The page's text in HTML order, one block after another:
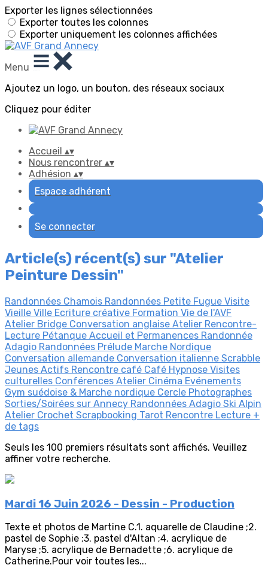
Exporter les lignes sélectionnées
Exporter toutes les colonnes
Exporter uniquement les colonnes affichées
Menu
Ajoutez un logo, un bouton, des réseaux sociaux
Cliquez pour éditer
Accueil ▴▾
Nous rencontrer ▴▾
Adhésion ▴▾
Espace adhérent
Se connecter
Article(s) récent(s) sur "Atelier
Peinture Dessin"
Randonnées Chamois Randonnées Petite Fugue Visite
Vieille Ville Ecriture créative Formation Vie de l'AVF
Atelier Bridge Conversation anglaise Atelier Rencontre-
Lecture Pétanque Accueil et Permanences Randonnée
Adagio Randonnées Prélude Marche Nordique
Conversation allemande Conversation italienne Scrabble
Jeunes Actifs Rencontre café Café Hypnose Visites
culturelles Conférences Atelier Cinéma Evénements
Gym suédoise & Marche nordique Cercle Photographes
Sorties/Soirées sur Annecy Randonnées Adagio Ski Alpin
Atelier Crochet Scrapbooking Tarot Rencontre Lecture +
de tags
Seuls les 100 premiers résultats sont affichés. Veuillez
affiner votre recherche.
Mardi 16 Juin 2026 - Dessin - Production
Texte et photos de Martine C.1. aquarelle de Claudine ;2.
pastel de Sophie ;3. pastel d'Altan ;4. acrylique de
Maryse ;5. acrylique de Bernadette ;6. acrylique de
Catherine.Pour voir toutes les...